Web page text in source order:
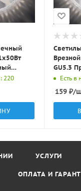
220
GU5.3
11 LBT
Есть в
159 ₽/
УСЛУГИ
ОПЛАТА И